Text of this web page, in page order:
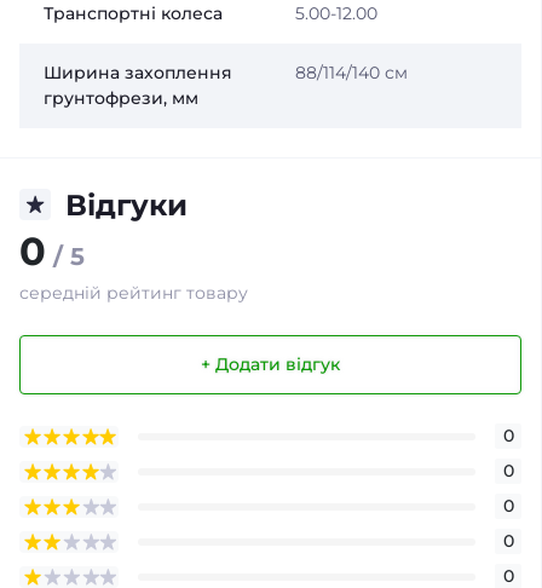
Транспортні колеса 5.00-12.00
Ширина захоплення
грунтофрези, мм
88/114/140 см
Відгуки
0 / 5
середній рейтинг товару
+ Додати відгук
0
0
0
0
0